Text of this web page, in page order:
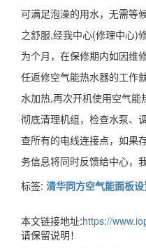
可满足泡澡的用水，无需等
之舒服,经我中心(修理中心)
为个月，在保修期内如因维
任返修空气能热水器的工作
水加热,再次开机使用空气能
彻底清理机组，检查水泵、
查所有的电线连接点，如果
务信息将同时反馈给中心，
标签: 清华同方空气能面板
本文链接地址:https://
请保留说明！